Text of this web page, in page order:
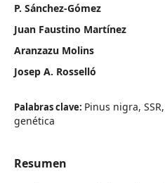
P. Sánchez-Gómez
Juan Faustino Martínez
Aranzazu Molins
Josep A. Rosselló
Palabras clave: Pinus nigra,
genética
Resumen